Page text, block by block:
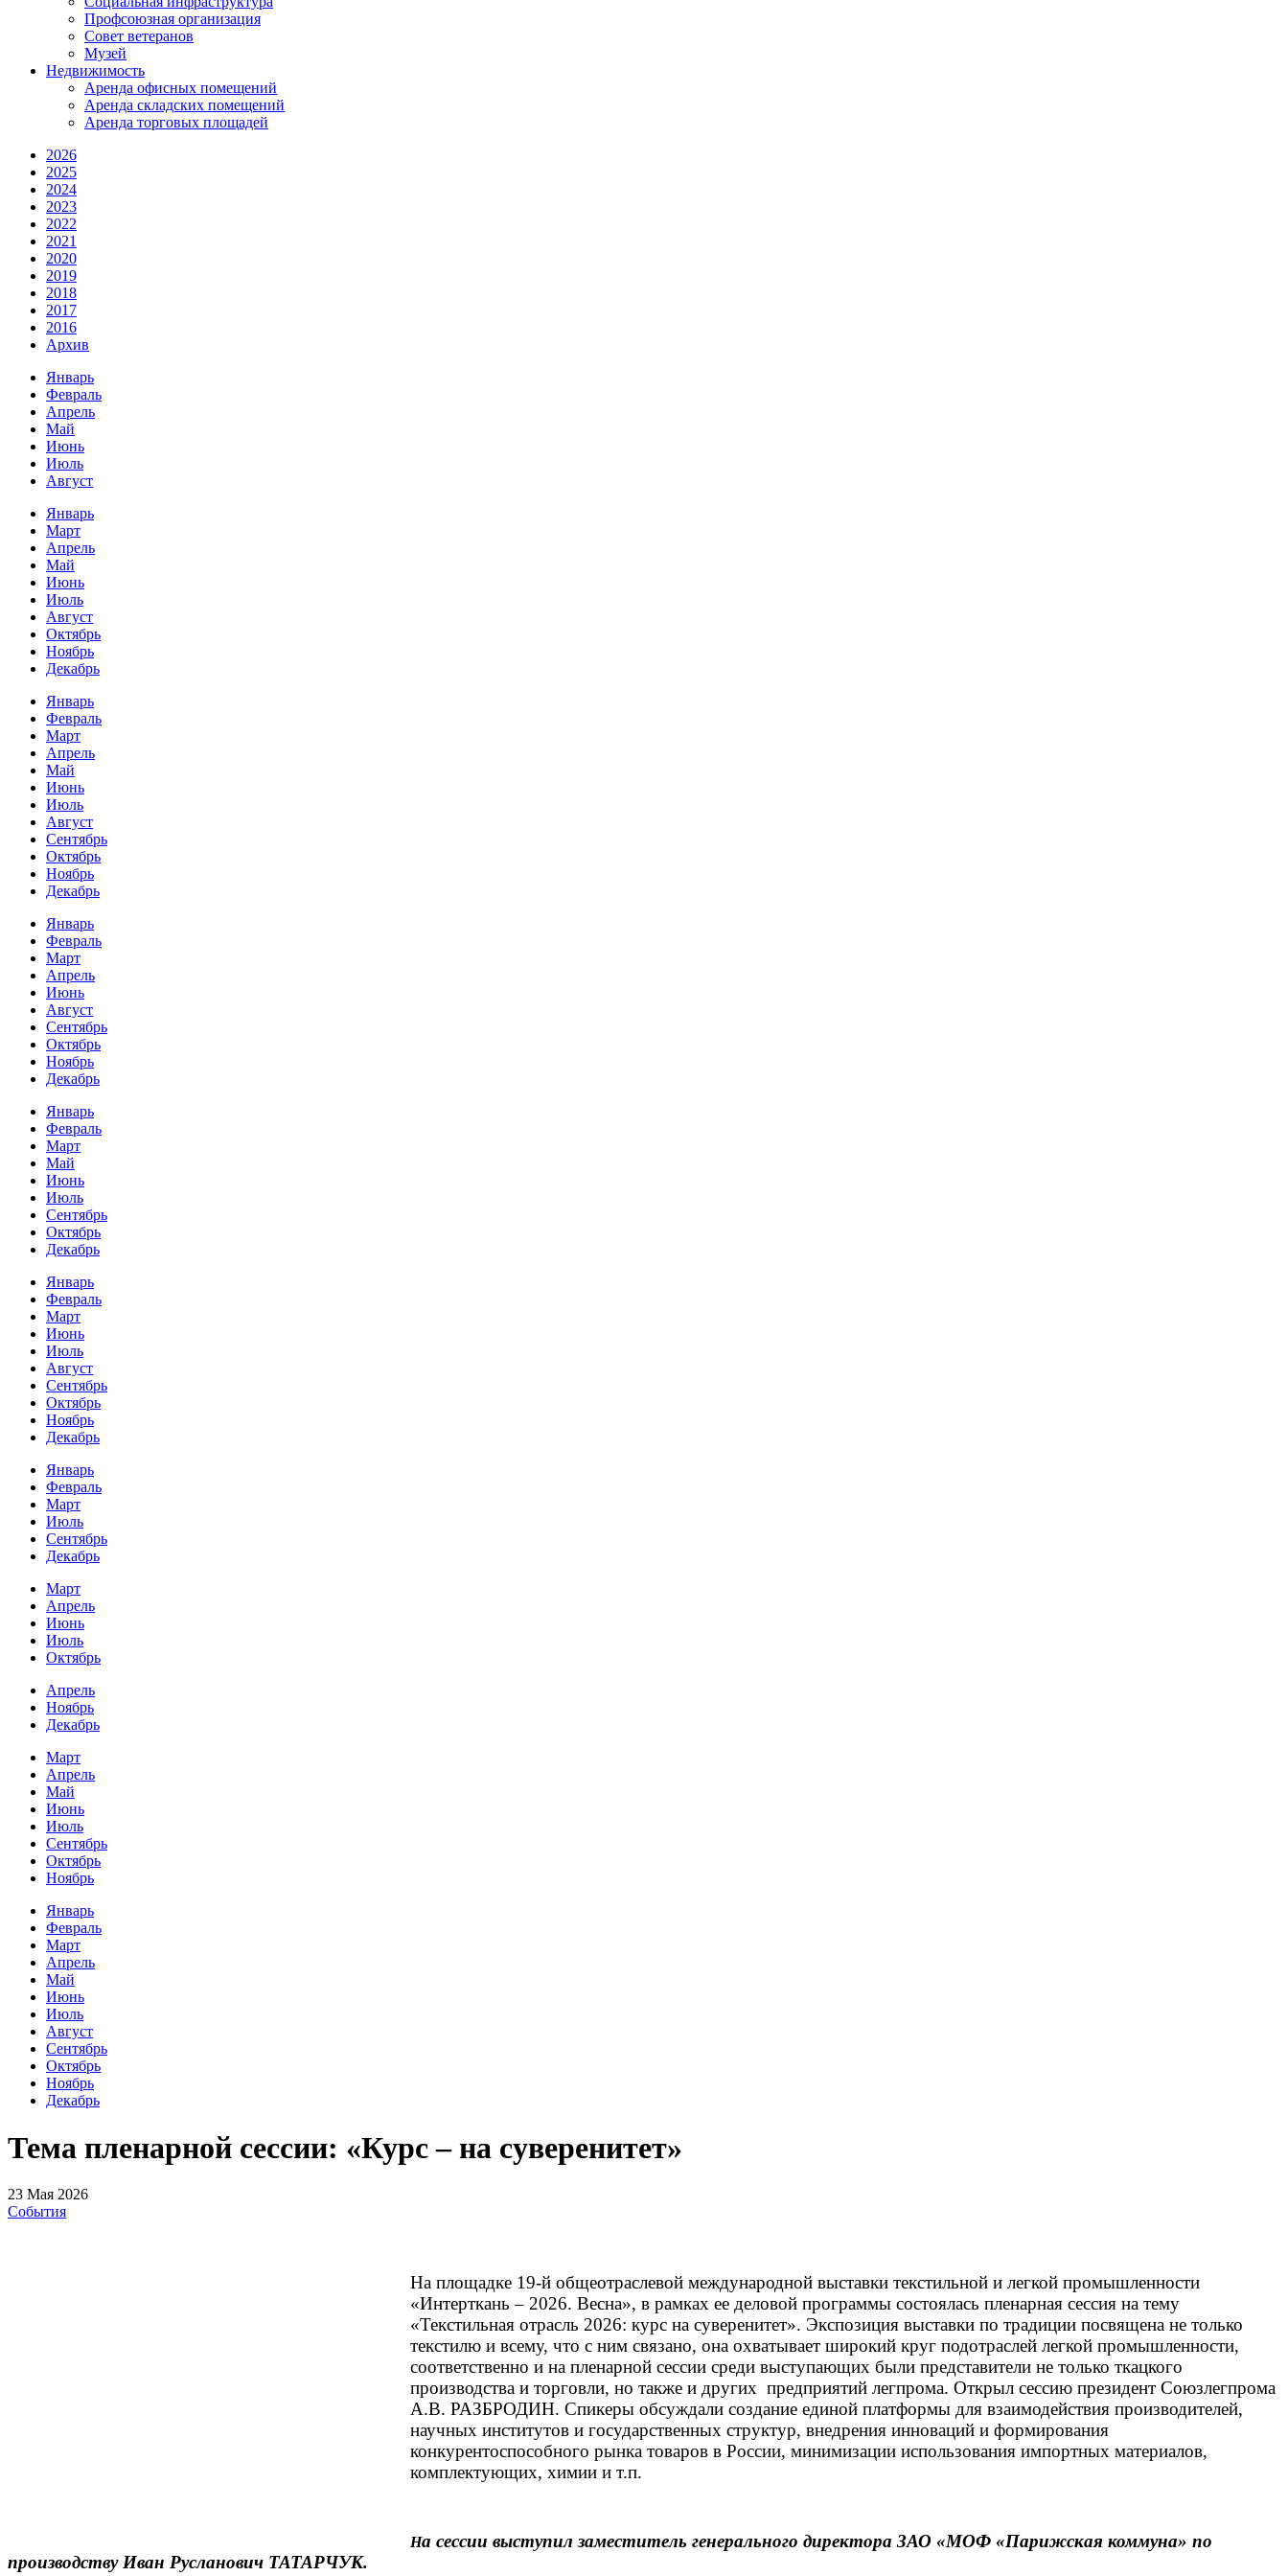
Профсоюзная организация
Совет ветеранов
Музей
Недвижимость
Аренда офисных помещений
Аренда складских помещений
Аренда торговых площадей
2026
2025
2024
2023
2022
2021
2020
2019
2018
2017
2016
Архив
Январь
Февраль
Апрель
Май
Июнь
Июль
Август
Январь
Март
Апрель
Май
Июнь
Июль
Август
Октябрь
Ноябрь
Декабрь
Январь
Февраль
Март
Апрель
Май
Июнь
Июль
Август
Сентябрь
Октябрь
Ноябрь
Декабрь
Январь
Февраль
Март
Апрель
Июнь
Август
Сентябрь
Октябрь
Ноябрь
Декабрь
Январь
Февраль
Март
Май
Июнь
Июль
Сентябрь
Октябрь
Декабрь
Январь
Февраль
Март
Июнь
Июль
Август
Сентябрь
Октябрь
Ноябрь
Декабрь
Январь
Февраль
Март
Июль
Сентябрь
Декабрь
Март
Апрель
Июнь
Июль
Октябрь
Апрель
Ноябрь
Декабрь
Март
Апрель
Май
Июнь
Июль
Сентябрь
Октябрь
Ноябрь
Январь
Февраль
Март
Апрель
Май
Июнь
Июль
Август
Сентябрь
Октябрь
Ноябрь
Декабрь
Тема пленарной сессии: «Курс – на суверенитет»
23 Мая 2026
События
На площадке 19-й общеотраслевой международной выставки текстильной и легкой промышленности
«Интерткань – 2026. Весна», в рамках ее деловой программы состоялась пленарная сессия на тему
«Текстильная отрасль 2026: курс на суверенитет». Экспозиция выставки по традиции посвящена не только
текстилю и всему, что с ним связано, она охватывает широкий круг подотраслей легкой промышленности,
соответственно и на пленарной сессии среди выступающих были представители не только ткацкого
производства и торговли, но также и других предприятий легпрома. Открыл сессию президент Союзлегпрома
А.В. РАЗБРОДИН. Спикеры обсуждали создание единой платформы для взаимодействия производителей,
научных институтов и государственных структур, внедрения инноваций и формирования
конкурентоспособного рынка товаров в России, минимизации использования импортных материалов,
комплектующих, химии и т.п.
На сессии выступил заместитель генерального директора ЗАО «МОФ «Парижская коммуна» по
производству Иван Русланович ТАТАРЧУК.